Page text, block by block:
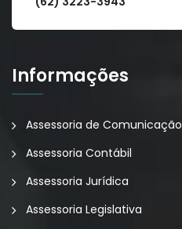
Informações
Assessoria de Comunicação
Assessoria Contábil
Assessoria Jurídica
Assessoria Legislativa